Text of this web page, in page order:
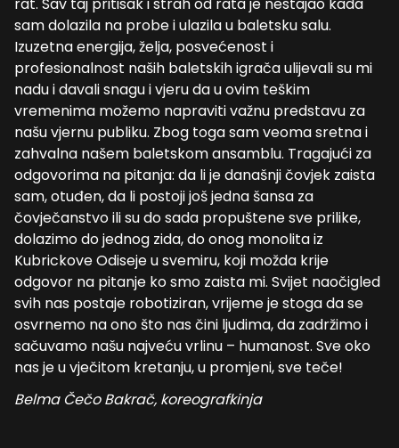
sam dolazila na probe i ulazila u baletsku salu.
Izuzetna energija, želja, posvećenost i
profesionalnost naših baletskih igrača ulijevali su mi
nadu i davali snagu i vjeru da u ovim teškim
vremenima možemo napraviti važnu predstavu za
našu vjernu publiku. Zbog toga sam veoma sretna i
zahvalna našem baletskom ansamblu. Tragajući za
odgovorima na pitanja: da li je današnji čovjek zaista
sam, otuđen, da li postoji još jedna šansa za
čovječanstvo ili su do sada propuštene sve prilike,
dolazimo do jednog zida, do onog monolita iz
Kubrickove Odiseje u svemiru, koji možda krije
odgovor na pitanje ko smo zaista mi. Svijet naočigled
svih nas postaje robotiziran, vrijeme je stoga da se
osvrnemo na ono što nas čini ljudima, da zadržimo i
sačuvamo našu najveću vrlinu – humanost. Sve oko
nas je u vječitom kretanju, u promjeni, sve teče!
Belma Čečo Bakrač, koreografkinja